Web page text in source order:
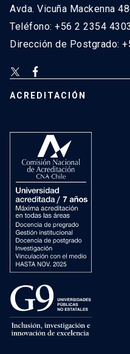
Avda. Vicuña Mackenna
Teléfono: +56 2 2354 4303
Dirección de Postgrado:
ACREDITACIÓN